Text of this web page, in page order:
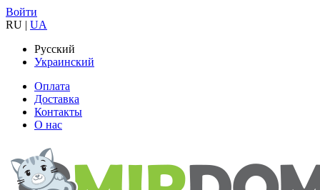
Войти
RU | UA
Русский
Украинский
Оплата
Доставка
Контакты
О нас